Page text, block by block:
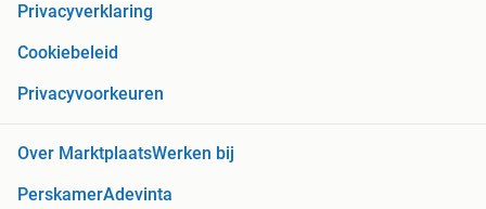
Privacyverklaring
Cookiebeleid
Privacyvoorkeuren
Over MarktplaatsWerken bij
PerskamerAdevinta